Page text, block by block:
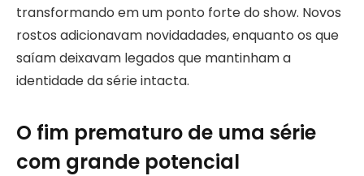
transformando em um ponto forte do show. Novos
rostos adicionavam novidadades, enquanto os que
saíam deixavam legados que mantinham a
identidade da série intacta.
O fim prematuro de uma série
com grande potencial